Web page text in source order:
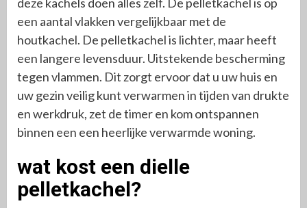
een aantal vlakken vergelijkbaar met de
houtkachel. De pelletkachel is lichter, maar heeft
een langere levensduur. Uitstekende bescherming
tegen vlammen. Dit zorgt ervoor dat u uw huis en
uw gezin veilig kunt verwarmen in tijden van drukte
en werkdruk, zet de timer en kom ontspannen
binnen een een heerlijke verwarmde woning.
wat kost een dielle
pelletkachel?